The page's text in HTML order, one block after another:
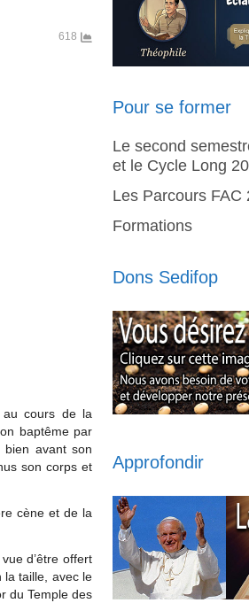
618
au cours de la
baptême par
avant son
son corps et
cène et de la
d’être offert
taille, avec le
du Temple des
Pour se former
Le second
et le Cycle Long
Les Parcours FAC
Formations
Dons Sedifop
Approfondir